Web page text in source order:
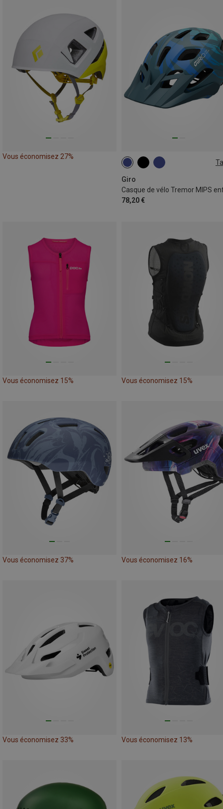
Vous économisez 27%
Giro
Casque de vélo Tremor MIPS
78,20 €
47-54CM
Vous économisez 15% Vous économisez 15%
Vous économisez 37% Vous économisez 16%
Vous économisez 33% Vous économisez 13%